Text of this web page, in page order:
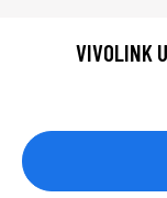
VIVOLINK